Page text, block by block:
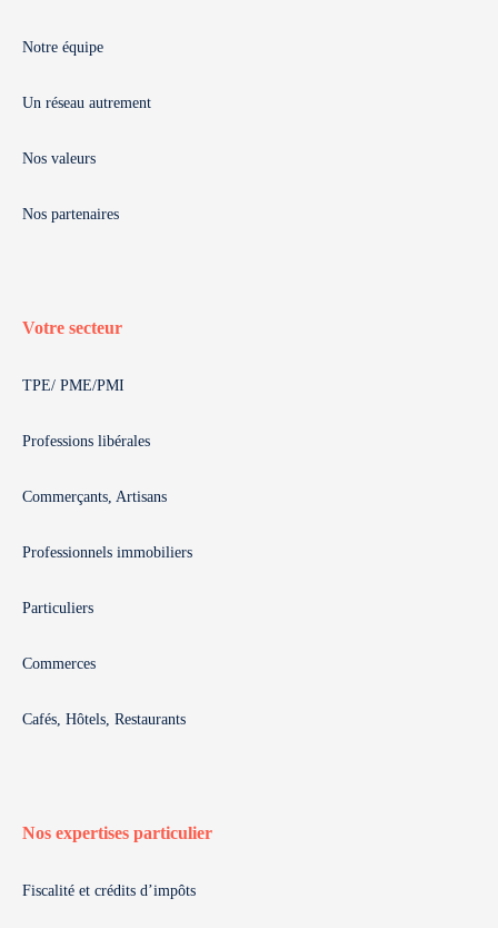
Notre équipe
Un réseau autrement
Nos valeurs
Nos partenaires
Votre secteur
TPE/ PME/PMI
Professions libérales
Commerçants, Artisans
Professionnels immobiliers
Particuliers
Commerces
Cafés, Hôtels, Restaurants
Nos expertises particulier
Fiscalité et crédits d’impôts